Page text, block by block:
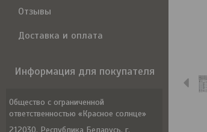
Отзывы
Доставка и оплата
Информация для покупателя
Общество с ограниченной
ответственностью «Красное солнце»
212030, Республика Беларусь, г.